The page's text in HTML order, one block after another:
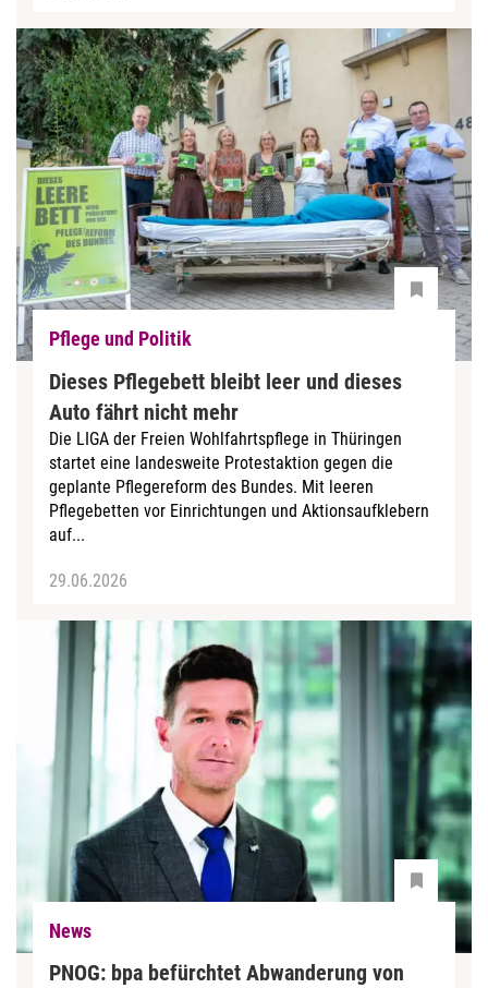
Pflege und Politik
Dieses Pflegebett bleibt leer und dieses
Auto fährt nicht mehr
Die LIGA der Freien Wohlfahrtspflege in Thüringen
startet eine landesweite Protestaktion gegen die
geplante Pflegereform des Bundes. Mit leeren
Pflegebetten vor Einrichtungen und Aktionsaufklebern
auf...
29.06.2026
News
PNOG: bpa befürchtet Abwanderung von